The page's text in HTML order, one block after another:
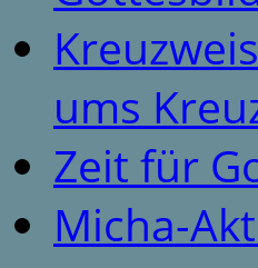
ums
Zeit für
Micha-